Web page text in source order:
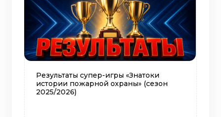
Результаты супер-игры «Знатоки
истории пожарной охраны» (сезон
2025/2026)